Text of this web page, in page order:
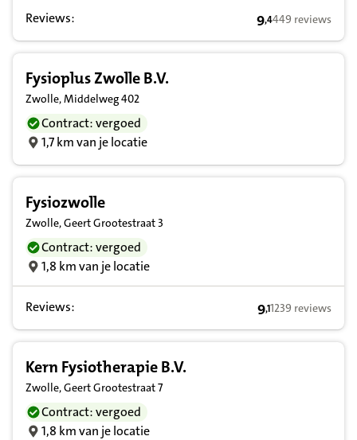
Reviews: 9,4 op basis van
9,4449 reviews
Fysioplus Zwolle B.V.
Zwolle, Middelweg 402
Contract: vergoed
1,7 km van je locatie
Fysiozwolle
Zwolle, Geert Grootestraat 3
Contract: vergoed
1,8 km van je locatie
Reviews: 9,1 op basis van
9,11239 reviews
Kern Fysiotherapie B.V.
Zwolle, Geert Grootestraat 7
Contract: vergoed
1,8 km van je locatie